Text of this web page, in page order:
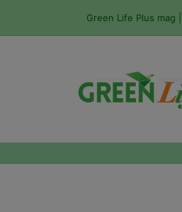
Green Life Plus